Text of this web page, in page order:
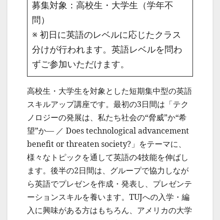
募集対象：高校生・大学生（学年不
問）
※ 初日に英語のレベルに応じたクラス
分けが行われます。英語レベルを問わ
ずご参加いただけます。
高校生・大学生を対象とした短期集中型の英語
スキルアップ講座です。最初の3日間は「テク
ノロジーの発展は、私たち社会の“脅威”か“希
望”か― ／ Does technological advancement
benefit or threaten society?」をテーマに、
様々なトピックを通して英語の4技能を伸ばし
ます。後半の2日間は、グループで協力しなが
ら英語でプレゼンを作成・発表し、プレゼンテ
ーションスキルを養います。TUJへの入学・編
入に興味がある方はもちろん、アメリカの大学